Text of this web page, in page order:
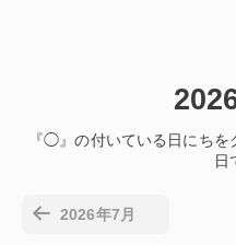
2026年7月